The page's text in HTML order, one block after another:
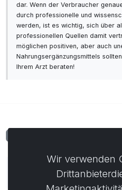
heilende Eigenschaften
verbessern den
beseitigt unangenehme
Erhaltung des hauteigenen
den Druck zu normalisieren
dar. Wenn der Verbraucher
durch professionelle und
werden, ist es wichtig, sich über
professionellen Quellen damit
möglichen positiven, aber auch
Nahrungsergänzungsmittels
Ihrem Arzt beraten!
einen
Wir verwenden